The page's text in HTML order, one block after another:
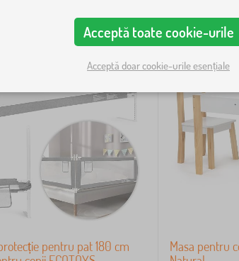
pentru pat 180 cm
-12%
Masa pentru
Acceptă toate cookie-urile
Acceptă doar cookie-urile esențiale